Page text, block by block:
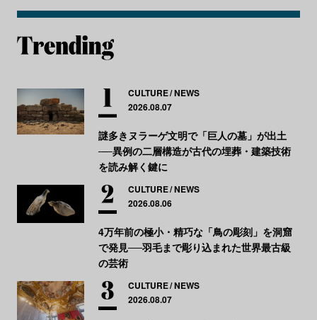
CULTURE NEWS
2026.08.07
謎多きヌラーゲ文明で「巨人の墓」が出土
──異例の二層構造が古代の埋葬・建築技術
を読み解く鍵に
CULTURE NEWS
2026.08.06
4万年前の極小・精巧な「鳥の彫刻」を洞窟
で発見──羽毛まで彫り込まれた世界最古級
の芸術
CULTURE NEWS
2026.08.07